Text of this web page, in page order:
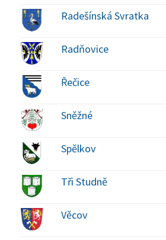
Radešínská Svratka
Radňovice
Řečice
Sněžné
Spělkov
Tři Studně
Věcov